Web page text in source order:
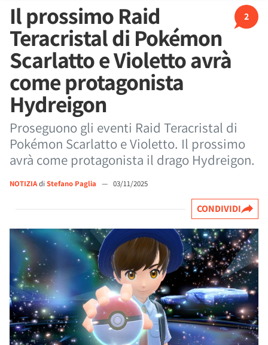
2
Il prossimo Raid
Teracristal di Pokémon
Scarlatto e Violetto avrà
come protagonista
Hydreigon
Proseguono gli eventi Raid Teracristal di
Pokémon Scarlatto e Violetto. Il prossimo
avrà come protagonista il drago Hydreigon.
NOTIZIAdi Stefano Paglia — 03/11/2025
CONDIVIDI